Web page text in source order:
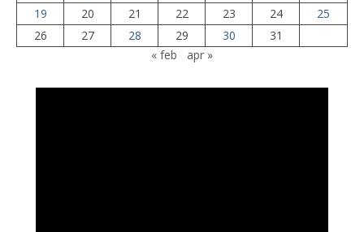
19
20 21 22 23 24
25
26
27 28 29 30
31
« feb
apr »